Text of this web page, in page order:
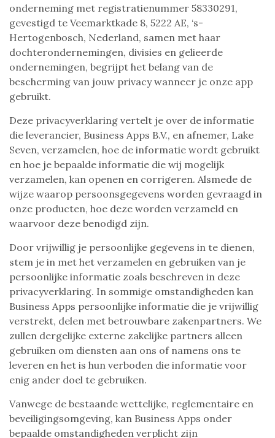
onderneming met registratienummer 58330291,
gevestigd te Veemarktkade 8, 5222 AE, ‘s-
Hertogenbosch, Nederland, samen met haar
dochterondernemingen, divisies en gelieerde
ondernemingen, begrijpt het belang van de
bescherming van jouw privacy wanneer je onze app
gebruikt.
Deze privacyverklaring vertelt je over de informatie
die leverancier, Business Apps B.V., en afnemer, Lake
Seven, verzamelen, hoe de informatie wordt gebruikt
en hoe je bepaalde informatie die wij mogelijk
verzamelen, kan openen en corrigeren. Alsmede de
wijze waarop persoonsgegevens worden gevraagd in
onze producten, hoe deze worden verzameld en
waarvoor deze benodigd zijn.
Door vrijwillig je persoonlijke gegevens in te dienen,
stem je in met het verzamelen en gebruiken van je
persoonlijke informatie zoals beschreven in deze
privacyverklaring. In sommige omstandigheden kan
Business Apps persoonlijke informatie die je vrijwillig
verstrekt, delen met betrouwbare zakenpartners. We
zullen dergelijke externe zakelijke partners alleen
gebruiken om diensten aan ons of namens ons te
leveren en het is hun verboden die informatie voor
enig ander doel te gebruiken.
Vanwege de bestaande wettelijke, reglementaire en
beveiligingsomgeving, kan Business Apps onder
bepaalde omstandigheden verplicht zijn